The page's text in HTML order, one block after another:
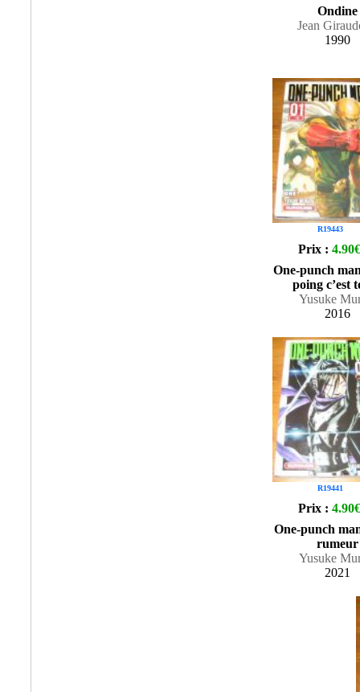
Ondine
Jean
1990
R19443
Prix : 4.90€
One-punch
poing c’est
Yusuke
2016
R19441
Prix : 4.90€
One-punch
rumeur
Yusuke
2021